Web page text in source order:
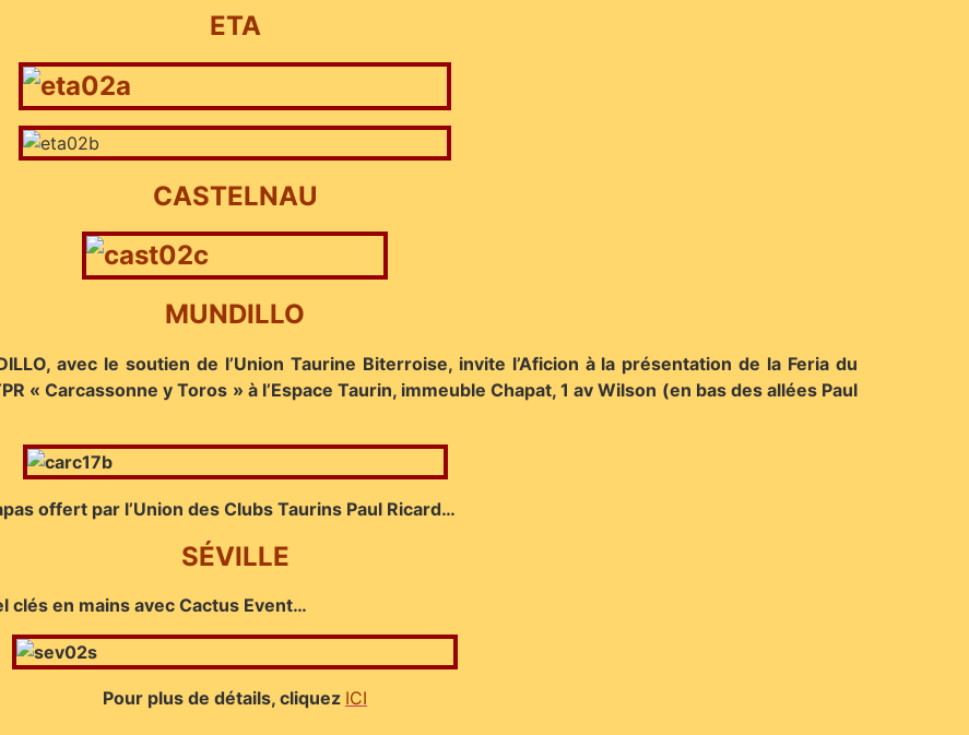
ETA
CASTELNAU
MUNDILLO
avec le soutien de l’Union Taurine Biterroise, invite l’Aficion à la présentation de la Feria du
« Carcassonne y Toros » à l’Espace Taurin, immeuble Chapat, 1 av Wilson (en bas des allées Paul
offert par l’Union des Clubs Taurins Paul Ricard…
SÉVILLE
clés en mains avec Cactus Event…
Pour plus de détails, cliquez ICI